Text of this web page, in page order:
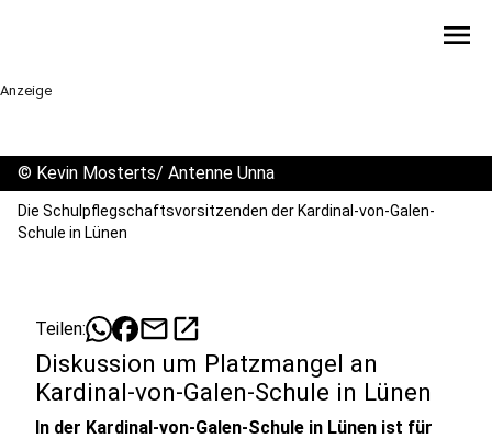
menu
Anzeige
© Kevin Mosterts/ Antenne Unna
Die Schulpflegschaftsvorsitzenden der Kardinal-von-Galen-
Schule in Lünen
Teilen: mailopen_in_new
Diskussion um Platzmangel an
Kardinal-von-Galen-Schule in Lünen
In der Kardinal-von-Galen-Schule in Lünen ist für